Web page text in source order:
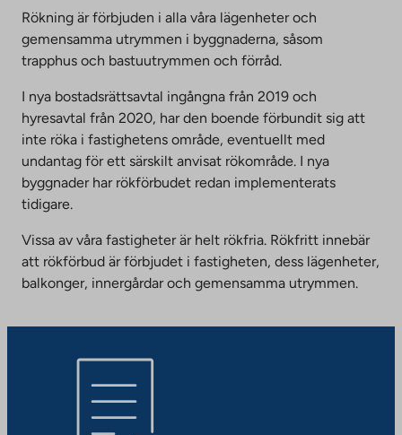
Rökning är förbjuden i alla våra lägenheter och
gemensamma utrymmen i byggnaderna, såsom
trapphus och bastuutrymmen och förråd.
I nya bostadsrättsavtal ingångna från 2019 och
hyresavtal från 2020, har den boende förbundit sig att
inte röka i fastighetens område, eventuellt med
undantag för ett särskilt anvisat rökområde. I nya
byggnader har rökförbudet redan implementerats
tidigare.
Vissa av våra fastigheter är helt rökfria. Rökfritt innebär
att rökförbud är förbjudet i fastigheten, dess lägenheter,
balkonger, innergårdar och gemensamma utrymmen.